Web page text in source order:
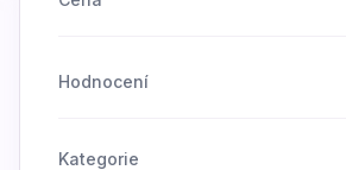
Hodnocení
Kategorie